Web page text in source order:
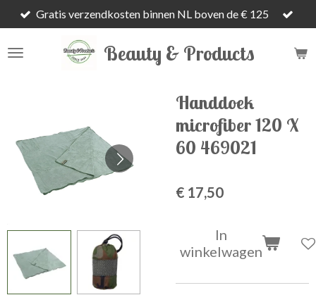
Ga
direct
naar
Beauty & Products
Gratis verzendkosten binnen NL boven de € 125
Handdoek
microfiber 120 X
60 469021
€ 17,50
In
winkelwagen